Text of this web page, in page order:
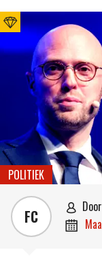
POLITIEK
FC  door
